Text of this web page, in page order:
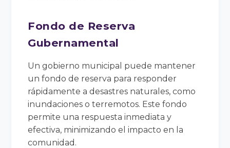
Fondo de Reserva
Gubernamental
Un gobierno municipal puede mantener
un fondo de reserva para responder
rápidamente a desastres naturales, como
inundaciones o terremotos. Este fondo
permite una respuesta inmediata y
efectiva, minimizando el impacto en la
comunidad.